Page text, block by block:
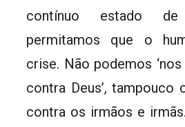
contínuo estado
permitamos que o
crise. Não podemos
contra Deus’, tampouco
contra os irmãos e